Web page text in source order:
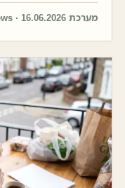
מערכת HealthNews · 16.06.2026